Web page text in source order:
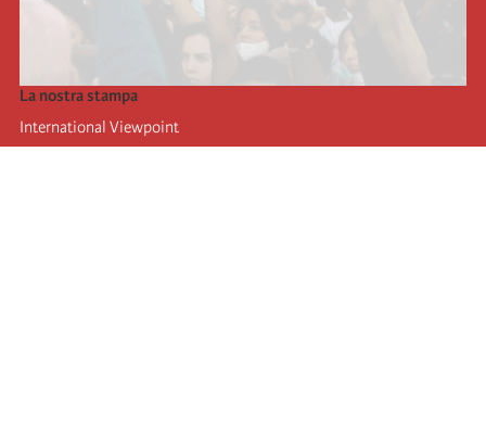
La nostra stampa
International Viewpoint